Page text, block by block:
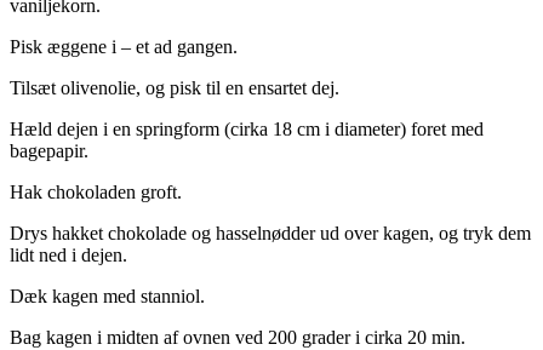
vaniljekorn.
Pisk æggene i – et ad gangen.
Tilsæt olivenolie, og pisk til en ensartet dej.
Hæld dejen i en springform (cirka 18 cm i diameter) foret med
bagepapir.
Hak chokoladen groft.
Drys hakket chokolade og hasselnødder ud over kagen, og tryk dem
lidt ned i dejen.
Dæk kagen med stanniol.
Bag kagen i midten af ovnen ved 200 grader i cirka 20 min.